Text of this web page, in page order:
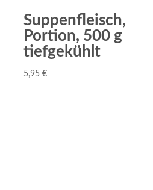
Suppenfleisch,
Portion, 500 g
tiefgekühlt
5,95 €